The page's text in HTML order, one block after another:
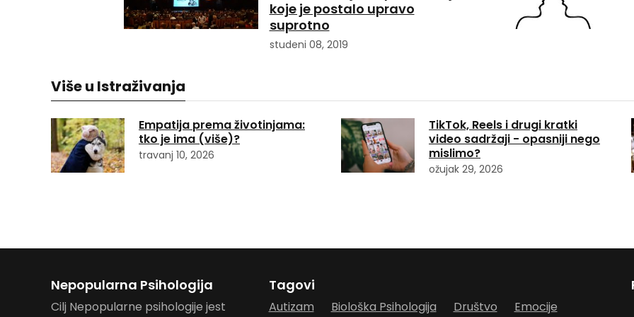
koje je postalo upravo
suprotno
studeni 08, 2019
Više u Istraživanja
Empatija prema životinjama:
tko je ima (više)?
travanj 10, 2026
TikTok, Reels i drugi kratki
video sadržaji - opasniji nego
mislimo?
ožujak 29, 2026
Nepopularna Psihologija
Cilj Nepopularne psihologije jest
Tagovi
Autizam Biološka Psihologija Društvo Emocije